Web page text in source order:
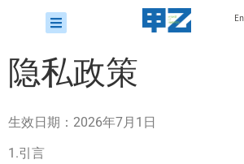
隐私政策
生效日期：2026年7月1日
1.引言